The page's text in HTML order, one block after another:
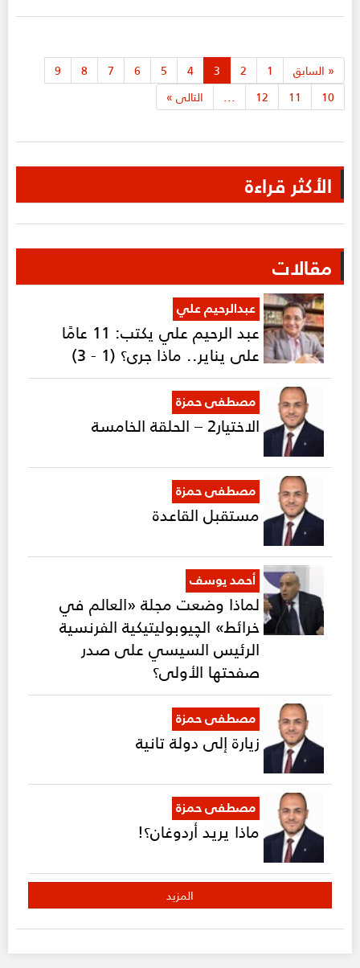
« السابق 1
2
3
4
5
6
7
8
9
10
11
12
... التالى»
الأكثر قراءة
مقالات
عبدالرحيم علي
عبد الرحيم علي يكتب: 11 عامًا
على يناير.. ماذا جرى؟ (1 - 3)
مصطفى حمزة
الاختيار2 – الحلقة الخامسة
مصطفى حمزة
مستقبل القاعدة
أحمد يوسف
لماذا وضعت مجلة «العالم في
خرائط» الچيوبوليتيكية الفرنسية
الرئيس السيسي على صدر
صفحتها الأولى؟
مصطفى حمزة
زيارة إلى دولة تانية
مصطفى حمزة
ماذا يريد أردوغان؟!
المزيد